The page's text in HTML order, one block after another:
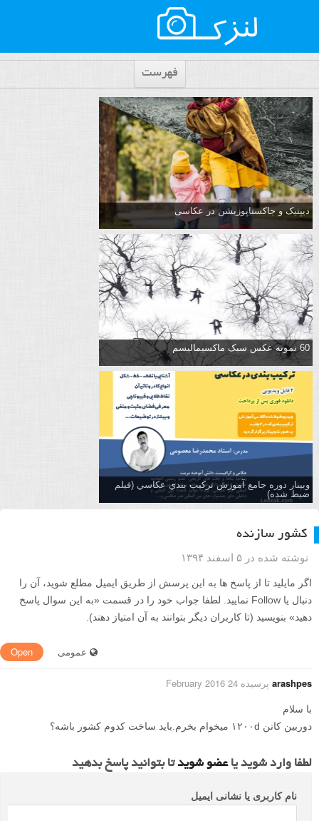
فهرست
دیپتیک و جاکستا‌پوزیشن در عکاسی
60 نمونه عکس سبک ماکسیمالیسم
وبینار دوره جامع آموزش تركيب بندي عكاسي (فیلم
ضبط شده)
کشور سازنده
نوشته شده در ۵ اسفند ۱۳۹۴
اگر مایلید تا از پاسخ ها به این پرسش از طریق ایمیل مطلع شوید، آن را
دنبال یا Follow نمایید. لطفا جواب خود را در قسمت «به این سوال پاسخ
دهید» بنویسید (تا کاربران دیگر بتوانند به آن امتیاز دهند).
Open عمومی
arashpes پرسیده 24 February 2016
با سلام
دوربین کانن ۱۲۰۰d میخوام بخرم.باید ساخت کدوم کشور باشه؟
لطفا وارد شوید یاعضو شویدتا بتوانید پاسخ بدهید
نام کاربری یا نشانی ایمیل